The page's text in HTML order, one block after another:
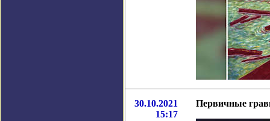
30.10.2021
15:17
Первичные